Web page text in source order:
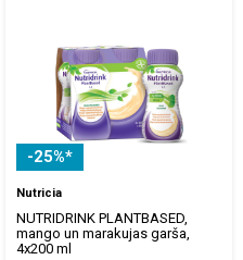
-25%*
Nutricia
NUTRIDRINK PLANTBASED,
mango un marakujas garša,
4x200 ml